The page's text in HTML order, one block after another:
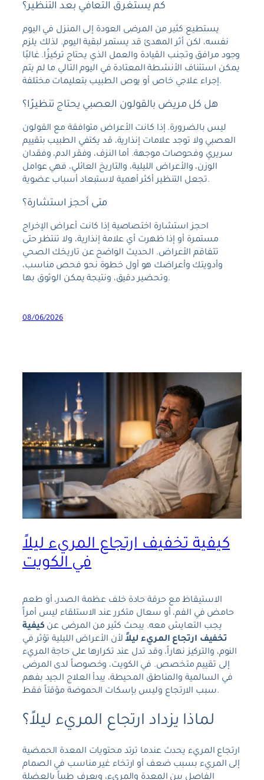
كم يستغرق التعافي بعد التنظير؟
يستطيع كثير من المرضى العودة إلى المنزل في اليوم
نفسه، لكن أثر المهدئ قد يستمر لبقية اليوم. لذلك يلزم
وجود مرافق وتجنب القيادة والعمل الذي يحتاج تركيزًا. غالبًا
يمكن استئناف الأنشطة المعتادة في اليوم التالي ما لم يتم
إجراء علاجي خاص أو يوص الطبيب بتعليمات مختلفة.
هل كل مريض بالقولون العصبي يحتاج تنظيرًا؟
ليس بالضرورة. إذا كانت الأعراض متوافقة مع القولون
العصبي ولا توجد علامات إنذارية، قد يكتفي الطبيب بتقييم
سريري وفحوصات موجهة. أما النزف، وفقر الدم، وفقدان
الوزن، والأعراض الليلية، والتاريخ العائلي، فهي عوامل
تجعل التنظير أكثر أهمية لاستبعاد أسباب عضوية.
متى أحجز استشارة؟
احجز استشارة اختصاصية إذا كانت أعراض الإخراج
مستمرة أو إذا ظهرت أي علامة إنذارية، ولا تنتظر حتى
تتفاقم الأعراض. الحديث الواضح عن تاريخك الصحي
وأدويتك وأعراضك هو أول خطوة نحو فحص مناسب،
وتحضير دقيق، ونتيجة يمكن الوثوق بها.
08/06/2026
كيفية تخفيف ارتجاع المريء ليلاً
في الكويت
الاستيقاظ مع حرقة حادة خلف عظمة الصدر، أو طعم
حامض في الفم، أو سعال متكرر عند الاستلقاء ليس أمراً
يجب التعايش معه. يبحث كثير من المرضى عن كيفية
تخفيف ارتجاع المريء ليلاًلأن الأعراض الليلية تؤثر في
النوم، والتركيز نهاراً، وقد تدل عند تكرارها على حاجة المريء
إلى تقييم متخصص. في الكويت، وخصوصاً لدى المرضى
في السالمية والمناطق المحيطة، يبدأ العلاج الجيد بفهم
سبب الارتجاع وليس بإسكات الحموضة مؤقتاً فقط.
لماذا يزداد ارتجاع المريء ليلاً؟
ارتجاع المريء يحدث عندما ترتد محتويات المعدة الحمضية
إلى المريء بسبب ضعف أو ارتخاء غير مناسب في الصمام
الفاصل بين المعدة والمريء، ويعرف طبياً بالعضلة